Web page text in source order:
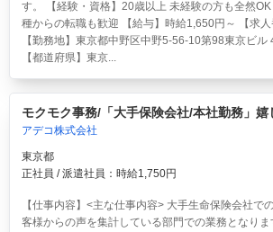
す。 【経験・資格】20歳以上 未経験の方も全然
種からの転職も歓迎 【給与】時給1,650円～ 【求
【勤務地】東京都中野区中野5-56-10第98東京ビル
【都道府県】東京...
モクモク事務/「大手保険会社/本社勤務」嬉
アデコ株式会社
東京都
正社員 / 派遣社員：時給1,750円
【仕事内容】<主な仕事内容> 大手生命保険会社で
客様からの声を集計している部門での業務となりま